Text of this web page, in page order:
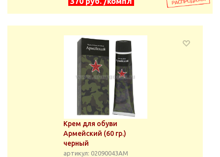
Крем для обуви
Армейский (60 гр.)
черный
артикул: 02090043АМ